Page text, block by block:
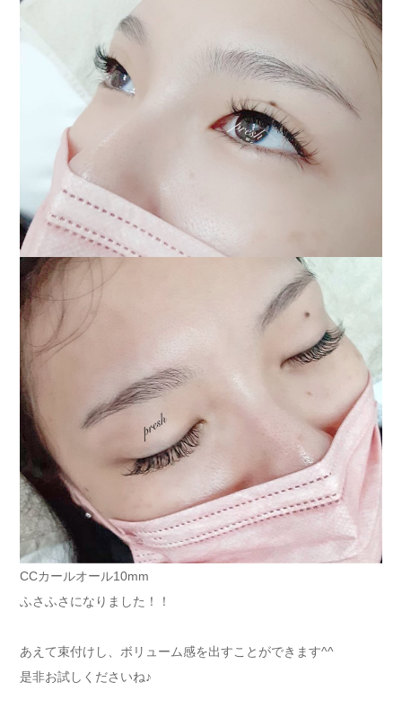
CCカールオール10mm
ふさふさになりました！！
あえて束付けし、ボリューム感を出すことができます^^
是非お試しくださいね♪